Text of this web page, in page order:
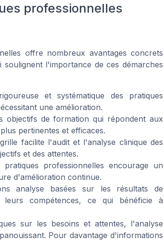
professionnelles
offre nombreux avantages concrets
l'importance de ces démarches
et systématique des pratiques
une amélioration.
objectifs de formation qui répondent aux
pertinentes et efficaces.
facilite l'audit et l'analyse clinique des
et des attentes.
pratiques professionnelles encourage un
d'amélioration continue.
analyse basées sur les résultats de
leurs compétences, ce qui bénéficie à
sur les besoins et attentes, l'analyse
Pour davantage d'informations